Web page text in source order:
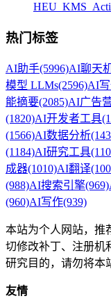
热门标签
AI助手(5996)AI聊天
模型 LLMs(2596)AI
能摘要(2085)AI广告
(1820)AI开发者工具
(1566)AI数据分析
(1184)AI研究工具
成器(1010)AI翻译
(988)AI搜索引擎(969)
(960)AI写作(939)
本站为个人网站，推
切修改补丁、注册机
研究目的，请勿将本
友情